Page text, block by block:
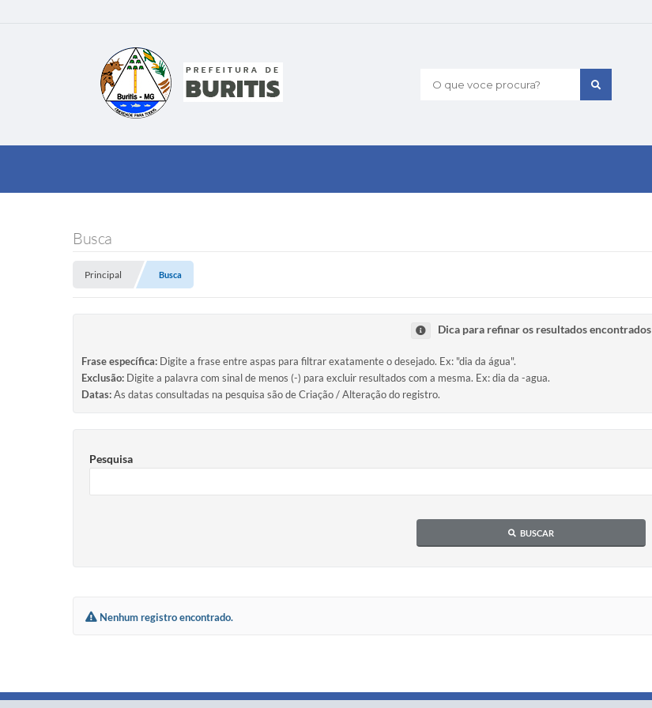
O que voce procura?
Busca
Principal Busca
Dica para refinar os resultados encontrados
Frase específica: Digite a frase entre aspas para filtrar exatamente o desejado. Ex: "dia da água".
Exclusão: Digite a palavra com sinal de menos (-) para excluir resultados com a mesma. Ex: dia da -agua.
Datas:As datas consultadas na pesquisa são de Criação / Alteração do registro.
Pesquisa
BUSCAR
Nenhum registro encontrado.